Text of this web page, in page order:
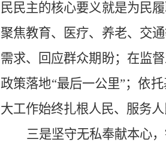
民民主的核心要义就是为民
聚焦教育、医疗、养老、交
需求、回应群众期盼；在监
政策落地“最后一公里”；依
大工作始终扎根人民、服务人
三是坚守无私奉献本心